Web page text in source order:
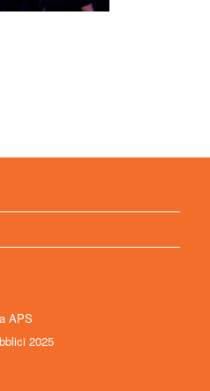
APS
2025